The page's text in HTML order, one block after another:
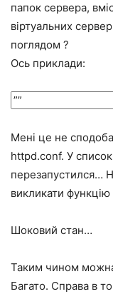
папок сервера,
віртуальних
поглядом ?
Ось приклади:
Мені це не
httpd.conf. У
перезапустился…
викликати
Шоковий стан…
Таким чином
Багато. Справа в